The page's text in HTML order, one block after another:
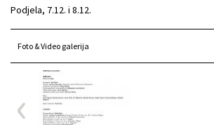
Podjela, 7.12. i 8.12.
Foto & Video galerija